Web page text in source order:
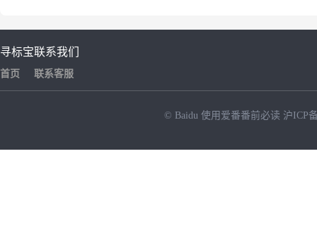
寻标宝
首页
联系我们
联系客服
© Baidu 使用爱番番前必读 沪ICP